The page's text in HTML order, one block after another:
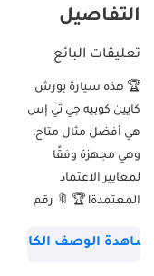
التفاصيل
تعليقات البائع
🏆 هذه سيارة بورش
كايين كوبيه جي تي إس
هي أفضل مثال متاح،
وهي مجهزة وفقًا
لمعايير الاعتماد
المعتمدة! 🏆 🔖 رقم
🚗 بورش كايين كوبيه
الوصف الكامل